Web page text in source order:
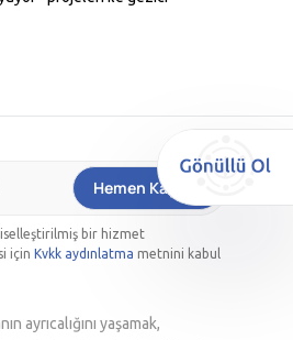
Hemen Kaydol
bir hizmet
içinKvkk aydınlatmametnini kabul
ayrıcalığını yaşamak,